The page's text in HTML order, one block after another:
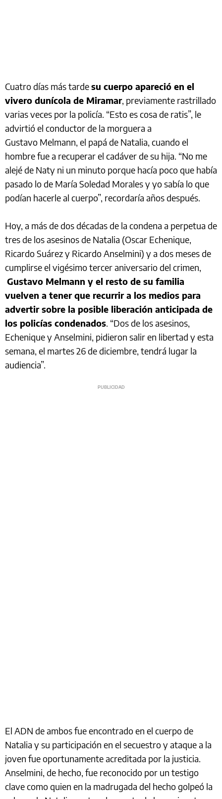
Cuatro días más tardesu cuerpo apareció en el
vivero dunícola de Miramar, previamente rastrillado
varias veces por la policía. “Esto es cosa de ratis”, le
advirtió el conductor de la morguera a
Gustavo Melmann, el papá de Natalia, cuando el
hombre fue a recuperar el cadáver de su hija. “No me
alejé de Naty ni un minuto porque hacía poco que había
pasado lo de María Soledad Morales y yo sabía lo que
podían hacerle al cuerpo”, recordaría años después.
Hoy, a más de dos décadas de la condena a perpetua de
tres de los asesinos de Natalia (Oscar Echenique,
Ricardo Suárez y Ricardo Anselmini) y a dos meses de
cumplirse el vigésimo tercer aniversario del crimen,
Gustavo Melmann y el resto de su familia
vuelven a tener que recurrir a los medios para
advertir sobre la posible liberación anticipada de
los policías condenados. “Dos de los asesinos,
Echenique y Anselmini, pidieron salir en libertad y esta
semana, el martes 26 de diciembre, tendrá lugar la
audiencia”.
El ADN de ambos fue encontrado en el cuerpo de
Natalia y su participación en el secuestro y ataque a la
joven fue oportunamente acreditada por la justicia.
Anselmini, de hecho, fue reconocido por un testigo
clave como quien en la madrugada del hecho golpeó la